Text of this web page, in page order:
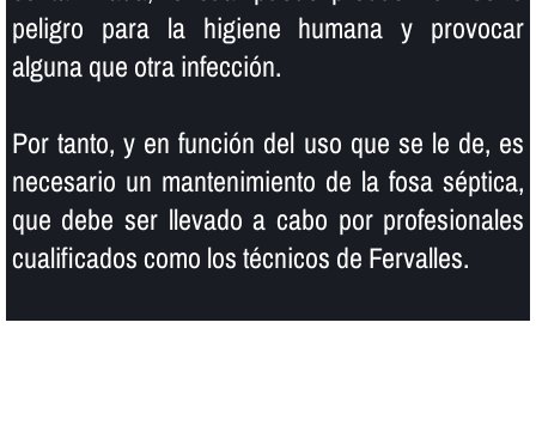
peligro para la higiene humana y provocar
alguna que otra infección.
Por tanto, y en función del uso que se le de, es
necesario un mantenimiento de la fosa séptica,
que debe ser llevado a cabo por profesionales
cualificados como los técnicos de Fervalles.